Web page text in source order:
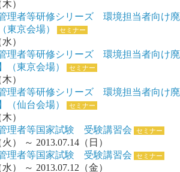
）
理者等研修シリーズ 環境担当者向け廃
東京会場）
セミナー
）
理者等研修シリーズ 環境担当者向け廃
（東京会場）
セミナー
）
理者等研修シリーズ 環境担当者向け廃
（仙台会場）
セミナー
）
理者等国家試験 受験講習会 セミナー
） ～ 2013.07.14（日）
理者等国家試験 受験講習会 セミナー
） ～ 2013.07.12（金）